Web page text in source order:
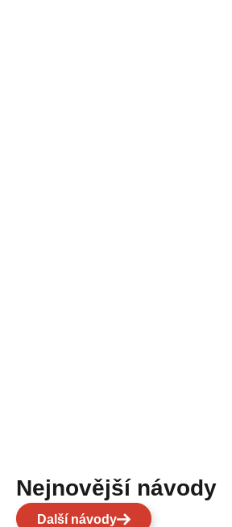
Nejnovější návody
Další návody